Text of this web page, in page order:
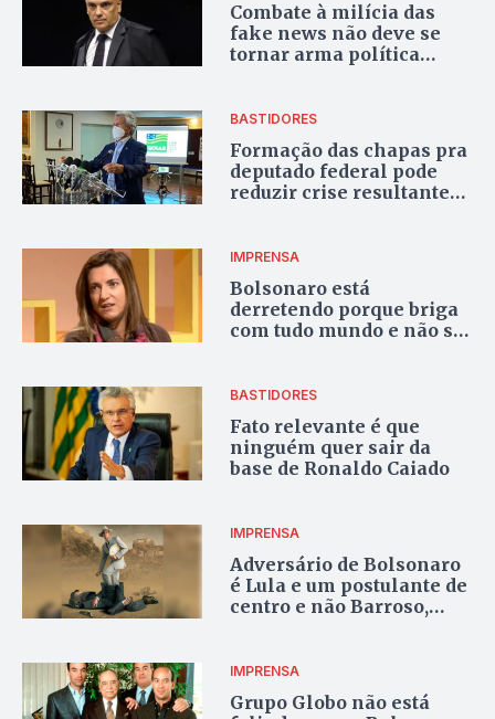
Combate à milícia das
fake news não deve se
tornar arma política
BASTIDORES
Formação das chapas pra
deputado federal pode
reduzir crise resultante
IMPRENSA
Bolsonaro está
derretendo porque briga
com tudo mundo e não só
BASTIDORES
Fato relevante é que
ninguém quer sair da
base de Ronaldo Caiado
IMPRENSA
Adversário de Bolsonaro
é Lula e um postulante de
centro e não Barroso,
IMPRENSA
Grupo Globo não está